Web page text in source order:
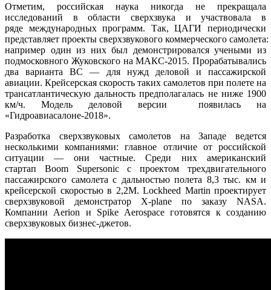
Отметим, российская наука никогда не прекращала
исследований в области сверхзвука и участвовала в
ряде международных программ. Так, ЦАГИ периодически
представляет проекты сверхзвукового коммерческого самолета:
например один из них был демонстрировался учеными из
подмосковного Жуковского на МАКС-2015. Прорабатывались
два варианта ВС — для нужд деловой и пассажирской
авиации. Крейсерская скорость таких самолетов при полете на
трансатлантическую дальность предполагалась не ниже 1900
км/ч. Модель деловой версии появилась на
«Гидроавиасалоне-2018».
Разработка сверхзвуковых самолетов на Западе ведется
несколькими компаниями: главное отличие от российской
ситуации — они частные. Среди них американский
стартап Boom Supersonic с проектом трехдвигательного
пассажирского самолета с дальностью полета 8,3 тыс. км и
крейсерской скоростью в 2,2М. Lockheed Martin проектирует
сверхзвуковой демонстратор X-plane по заказу NASA.
Компании Aerion и Spike Aerospace готовятся к созданию
сверхзвуковых бизнес-джетов.